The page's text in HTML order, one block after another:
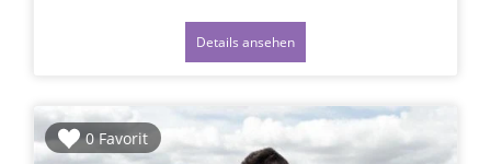
Details ansehen
0 Favorit